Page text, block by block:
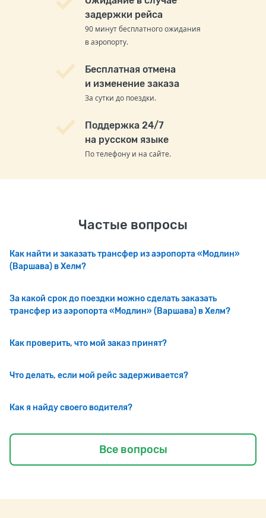
задержки рейса
90 минут бесплатного ожидания
в аэропорту.
Бесплатная отмена
и изменение заказа
За сутки до поездки.
Поддержка 24/7
на русском языке
По телефону и на сайте.
Частые вопросы
Как найти и заказать трансфер из аэропорта «Модлин»
(Варшава) в Хелм?
За какой срок до поездки можно сделать заказать
трансфер из аэропорта «Модлин» (Варшава) в Хелм?
Как проверить, что мой заказ принят?
Что делать, если мой рейс задерживается?
Как я найду своего водителя?
Все вопросы